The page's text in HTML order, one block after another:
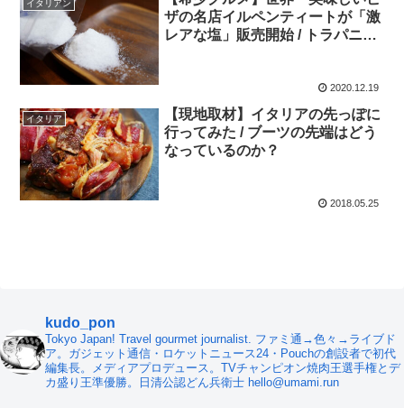
イタリアン
ザの名店イルペンティートが「激
レアな塩」販売開始 / トラパニ産
2020.12.19
イタリア
【現地取材】イタリアの先っぽに
行ってみた / ブーツの先端はどう
なっているのか？
2018.05.25
kudo_pon
Tokyo Japan! Travel gourmet journalist. ファミ通→色々→ライブド
ア。ガジェット通信・ロケットニュース24・Pouchの創設者で初代
編集長。メディアプロデュース。TVチャンピオン焼肉王選手権とデ
カ盛り王準優勝。日清公認どん兵衛士 hello@umami.run